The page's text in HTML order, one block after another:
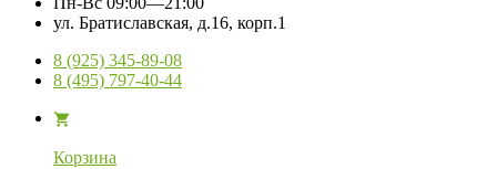
ул. Братиславская, д.16, корп.1
8 (925) 345-89-08
8 (495) 797-40-44
Корзина